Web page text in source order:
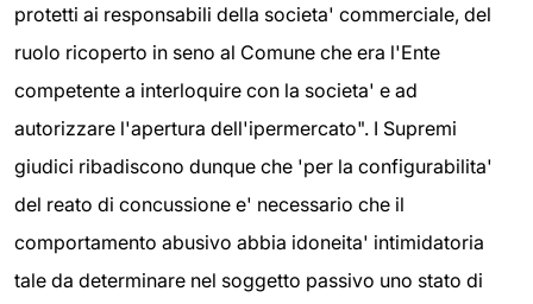
protetti ai responsabili della societa' commerciale, del
ruolo ricoperto in seno al Comune che era l'Ente
competente a interloquire con la societa' e ad
autorizzare l'apertura dell'ipermercato". I Supremi
giudici ribadiscono dunque che 'per la configurabilita'
del reato di concussione e' necessario che il
comportamento abusivo abbia idoneita' intimidatoria
tale da determinare nel soggetto passivo uno stato di